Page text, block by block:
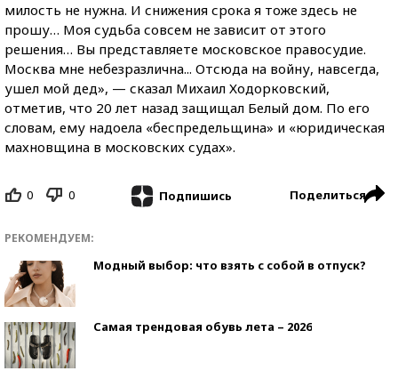
милость не нужна. И снижения срока я тоже здесь не
прошу… Моя судьба совсем не зависит от этого
решения… Вы представляете московское правосудие.
Москва мне небезразлична... Отсюда на войну, навсегда,
ушел мой дед», — сказал Михаил Ходорковский,
отметив, что 20 лет назад защищал Белый дом. По его
словам, ему надоела «беспредельщина» и «юридическая
махновщина в московских судах».
0 0 Подпишись Поделиться
РЕКОМЕНДУЕМ:
Модный выбор: что взять с собой в отпуск?
Самая трендовая обувь лета – 2026